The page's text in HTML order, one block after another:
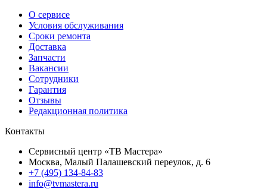
О сервисе
Условия обслуживания
Сроки ремонта
Доставка
Запчасти
Вакансии
Сотрудники
Гарантия
Отзывы
Редакционная политика
Контакты
Сервисный центр «ТВ Мастера»
Москва, Малый Палашевский переулок, д. 6
+7 (495) 134-84-83
info@tvmastera.ru